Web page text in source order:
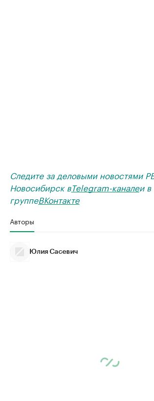
Следите за деловыми новостями
Новосибирск вTelegram-каналеи в
группеВКонтакте
Авторы
Юлия Сасевич